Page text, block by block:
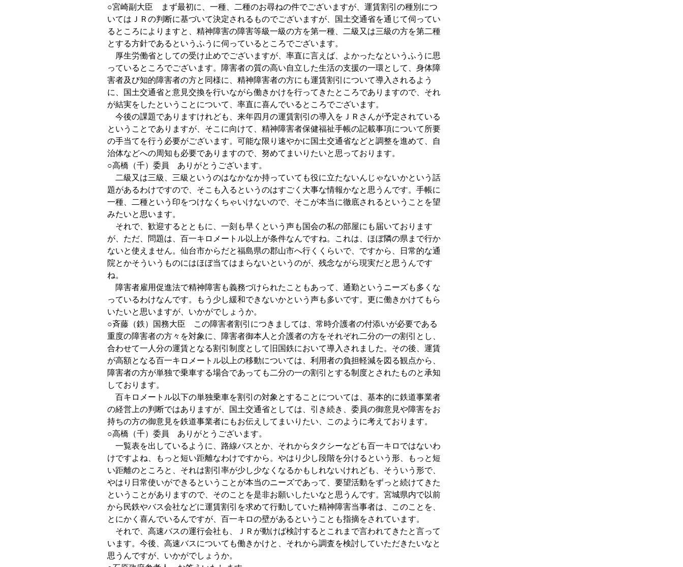
○宮崎副大臣 まず最初に、一種、二種のお尋ねの件でございますが、運賃割引の種別につ
いてはＪＲの判断に基づいて決定されるものでございますが、国土交通省を通じて伺ってい
るところによりますと、精神障害の障害等級一級の方を第一種、二級又は三級の方を第二種
とする方針であるというふうに伺っているところでございます。
厚生労働省としての受け止めでございますが、率直に言えば、よかったなというふうに思
っているところでございます。障害者の質の高い自立した生活の支援の一環として、身体障
害者及び知的障害者の方と同様に、精神障害者の方にも運賃割引について導入されるよう
に、国土交通省と意見交換を行いながら働きかけを行ってきたところでありますので、それ
が結実をしたということについて、率直に喜んでいるところでございます。
今後の課題でありますけれども、来年四月の運賃割引の導入をＪＲさんが予定されている
ということでありますが、そこに向けて、精神障害者保健福祉手帳の記載事項について所要
の手当てを行う必要がございます。可能な限り速やかに国土交通省などと調整を進めて、自
治体などへの周知も必要でありますので、努めてまいりたいと思っております。
○高橋（千）委員 ありがとうございます。
二級又は三級、三級というのはなかなか持っていても役に立たないんじゃないかという話
題があるわけですので、そこも入るというのはすごく大事な情報かなと思うんです。手帳に
一種、二種という印をつけなくちゃいけないので、そこが本当に徹底されるということを望
みたいと思います。
それで、歓迎するとともに、一刻も早くという声も国会の私の部屋にも届いております
が、ただ、問題は、百一キロメートル以上が条件なんですね。これは、ほぼ隣の県まで行か
ないと使えません。仙台市からだと福島県の郡山市へ行くくらいで、ですから、日常的な通
院とかそういうものにはほぼ当てはまらないというのが、残念ながら現実だと思うんです
ね。
障害者雇用促進法で精神障害も義務づけられたこともあって、通勤というニーズも多くな
っているわけなんです。もう少し緩和できないかという声も多いです。更に働きかけてもら
いたいと思いますが、いかがでしょうか。
○斉藤（鉄）国務大臣 この障害者割引につきましては、常時介護者の付添いが必要である
重度の障害者の方々を対象に、障害者御本人と介護者の方をそれぞれ二分の一の割引とし、
合わせて一人分の運賃となる割引制度として旧国鉄において導入されました。その後、運賃
が高額となる百一キロメートル以上の移動については、利用者の負担軽減を図る観点から、
障害者の方が単独で乗車する場合であっても二分の一の割引とする制度とされたものと承知
しております。
百キロメートル以下の単独乗車を割引の対象とすることについては、基本的に鉄道事業者
の経営上の判断ではありますが、国土交通省としては、引き続き、委員の御意見や障害をお
持ちの方の御意見を鉄道事業者にもお伝えしてまいりたい、このように考えております。
○高橋（千）委員 ありがとうございます。
一覧表を出しているように、路線バスとか、それからタクシーなども百一キロではないわ
けですよね、もっと短い距離なわけですから。やはり少し段階を分けるという形、もっと短
い距離のところと、それは割引率が少し少なくなるかもしれないけれども、そういう形で、
やはり日常使いができるということが本当のニーズであって、要望活動をずっと続けてきた
ということがありますので、そのことを是非お願いしたいなと思うんです。宮城県内で以前
から民鉄やバス会社などに運賃割引を求めて行動していた精神障害当事者は、このことを、
とにかく喜んでいるんですが、百一キロの壁があるということも指摘をされています。
それで、高速バスの運行会社も、ＪＲが動けば検討するとこれまで言われてきたと言って
います。今後、高速バスについても働きかけと、それから調査を検討していただきたいなと
思うんですが、いかがでしょうか。